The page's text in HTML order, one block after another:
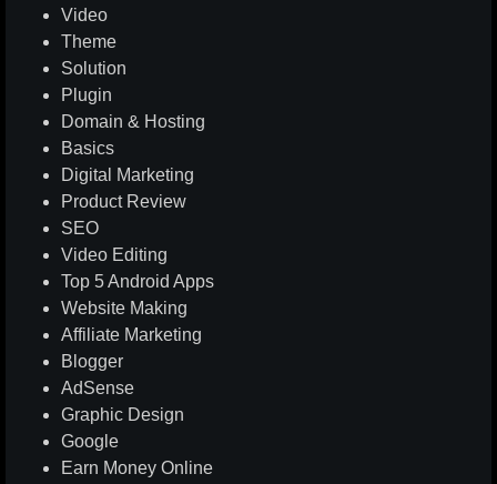
Video
Theme
Solution
Plugin
Domain & Hosting
Basics
Digital Marketing
Product Review
SEO
Video Editing
Top 5 Android Apps
Website Making
Affiliate Marketing
Blogger
AdSense
Graphic Design
Google
Earn Money Online